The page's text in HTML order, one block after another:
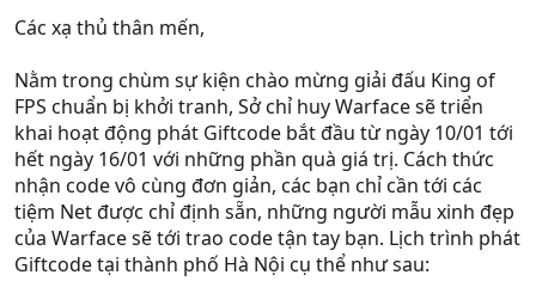
e
Các xạ thủ thân mến,
Nằm trong chùm sự kiện chào mừng giải đấu King of
FPS chuẩn bị khởi tranh, Sở chỉ huy Warface sẽ triển
khai hoạt động phát Giftcode bắt đầu từ ngày 10/01 tới
hết ngày 16/01 với những phần quà giá trị. Cách thức
nhận code vô cùng đơn giản, các bạn chỉ cần tới các
tiệm Net được chỉ định sẵn, những người mẫu xinh đẹp
của Warface sẽ tới trao code tận tay bạn. Lịch trình phát
Giftcode tại thành phố Hà Nội cụ thể như sau: